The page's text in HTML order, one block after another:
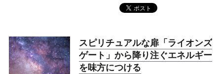
スピリチュアルな扉「ライオンズ
ゲート」から降り注ぐエネルギー
を味方につける